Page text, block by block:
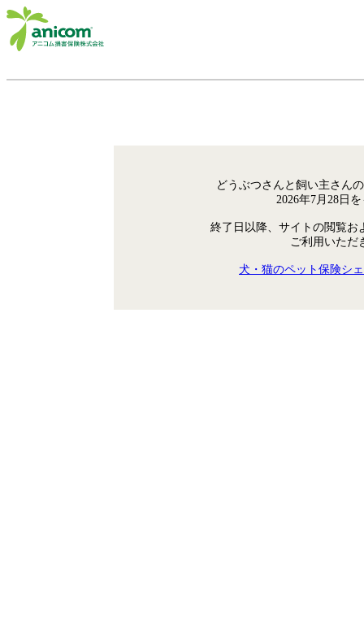
どうぶつさんと飼い主さん
2026年7月28日
終了日以降、サイトの閲覧お
ご利用いただ
犬・猫のペット保険シ